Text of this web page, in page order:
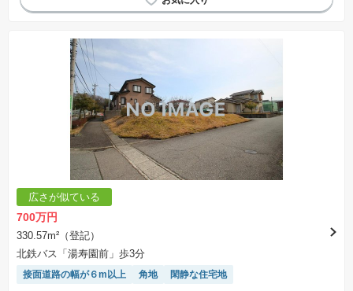
広さが似ている
700万円
330.57m²（登記）
北鉄バス「湯寿園前」歩3分
接面道路の幅が６m以上 角地 閑静な住宅地